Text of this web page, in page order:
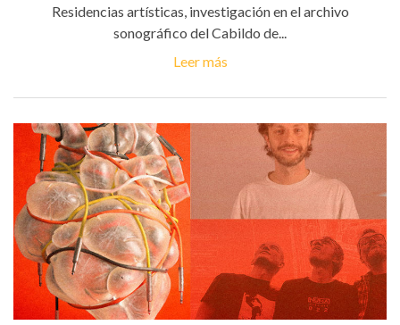
Residencias artísticas, investigación en el archivo
sonográfico del Cabildo de...
Leer más